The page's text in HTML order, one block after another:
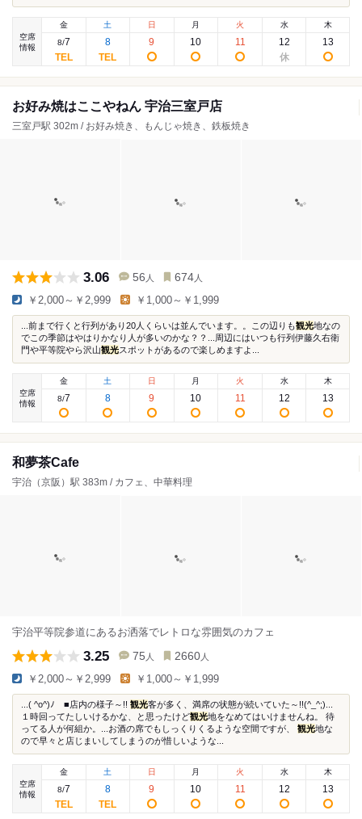
空席
情報
金
8/7
土
8
日
9
月
10
火
11
水
12
木
13
お好み焼はここやねん 宇治三室戸店
三室戸駅 302m / お好み焼き、もんじゃ焼き、鉄板焼き
3.06 56 人 674 人
￥2,000～￥2,999 ￥1,000～￥1,999
...前まで行くと行列があり20人くらいは並んでいます。。この辺りも観光地なの
でこの季節はやはりかなり人が多いのかな？？...周辺にはいつも行列伊藤久右衛
門や平等院やら沢山観光スポットがあるので楽しめますよ...
空席
情報
金
8/7
土
8
日
9
月
10
火
11
水
12
木
13
和夢茶Cafe
宇治（京阪）駅 383m / カフェ、中華料理
宇治平等院参道にあるお洒落でレトロな雰囲気のカフェ
3.25 75 人 2660 人
￥2,000～￥2,999 ￥1,000～￥1,999
...( ^o^)ﾉ ■店内の様子～!! 観光客が多く、満席の状態が続いていた～!!(^_^;)...
１時回ってたしいけるかな、と思ったけど観光地をなめてはいけませんね。 待
ってる人が何組か。...お酒の席でもしっくりくるような空間ですが、 観光地な
ので早々と店じまいしてしまうのが惜しいような...
空席
情報
金
8/7
土
8
日
9
月
10
火
11
水
12
木
13